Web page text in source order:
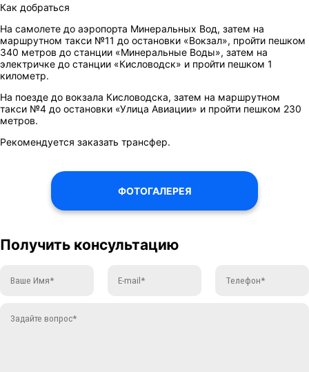
Как добраться
На самолете до аэропорта Минеральных Вод, затем на
маршрутном такси №11 до остановки «Вокзал», пройти пешком
340 метров до станции «Минеральные Воды», затем на
электричке до станции «Кисловодск» и пройти пешком 1
километр.
На поезде до вокзала Кисловодска, затем на маршрутном
такси №4 до остановки «Улица Авиации» и пройти пешком 230
метров.
Рекомендуется заказать трансфер.
ФОТОГАЛЕРЕЯ
Получить консультацию